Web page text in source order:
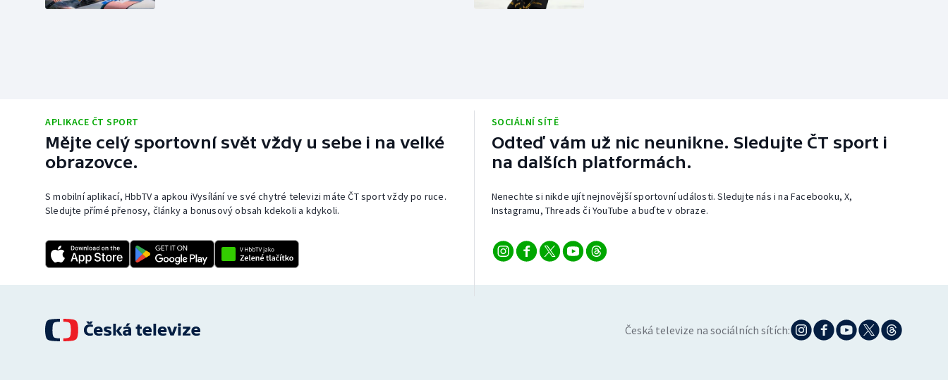
APLIKACE ČT SPORT
Mějte celý sportovní svět vždy u sebe i na velké
obrazovce.
S mobilní aplikací, HbbTV a apkou iVysílání ve své chytré televizi máte ČT sport vždy po ruce.
Sledujte přímé přenosy, články a bonusový obsah kdekoli a kdykoli.
SOCIÁLNÍ SÍTĚ
Odteď vám už nic neunikne. Sledujte ČT sport i
na dalších platformách.
Nenechte si nikde ujít nejnovější sportovní události. Sledujte nás i na Facebooku, X,
Instagramu, Threads či YouTube a buďte v obraze.
Česká televize na sociálních sítích: